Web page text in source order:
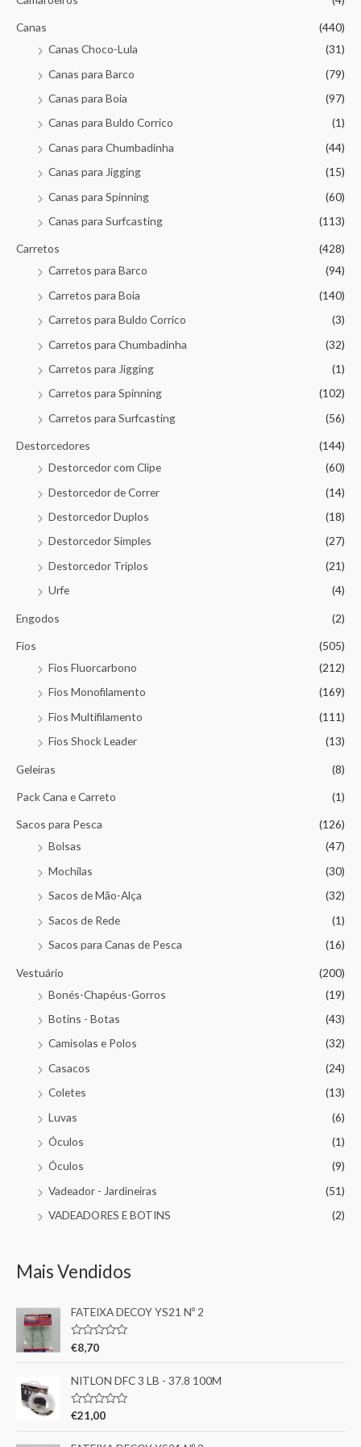
Canas
(440)
Canas Choco-Lula
(31)
Canas para Barco
(79)
Canas para Boia
(97)
Canas para Buldo Corrico
(1)
Canas para Chumbadinha
(44)
Canas para Jigging
(15)
Canas para Spinning
(60)
Canas para Surfcasting
(113)
Carretos
(428)
Carretos para Barco
(94)
Carretos para Boia
(140)
Carretos para Buldo Corrico
(3)
Carretos para Chumbadinha
(32)
Carretos para Jigging
(1)
Carretos para Spinning
(102)
Carretos para Surfcasting
(56)
Destorcedores
(144)
Destorcedor com Clipe
(60)
Destorcedor de Correr
(14)
Destorcedor Duplos
(18)
Destorcedor Simples
(27)
Destorcedor Triplos
(21)
Urfe
(4)
Engodos (2)
Fios
(505)
Fios Fluorcarbono
(212)
Fios Monofilamento
(169)
Fios Multifilamento
(111)
Fios Shock Leader
(13)
Geleiras (8)
Pack Cana e Carreto (1)
Sacos para Pesca
(126)
Bolsas
(47)
Mochilas
(30)
Sacos de Mão-Alça
(32)
Sacos de Rede
(1)
Sacos para Canas de Pesca
(16)
Vestuário
(200)
Bonés-Chapéus-Gorros
(19)
Botins - Botas
(43)
Camisolas e Polos
(32)
Casacos
(24)
Coletes
(13)
Luvas
(6)
Óculos
(1)
Óculos
(9)
Vadeador - Jardineiras
(51)
VADEADORES E BOTINS
(2)
Mais Vendidos
FATEIXA DECOY YS21 Nº 2
A
l
i
a
ã
€8,70
NITLON DFC 3 LB - 37.8 100M
A
€21,00